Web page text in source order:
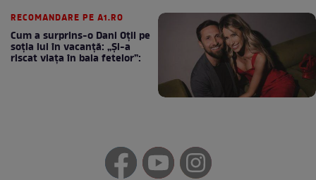
RECOMANDARE PE A1.RO
Cum a surprins-o Dani Oțil pe
soția lui în vacanță: „Și-a
riscat viața în baia fetelor”: